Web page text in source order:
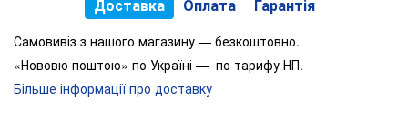
Доставка Оплата Гарантія
Самовивіз з нашого магазину — безкоштовно.
«Нововю поштою» по Україні — по тарифу НП.
Більше інформації про доставку